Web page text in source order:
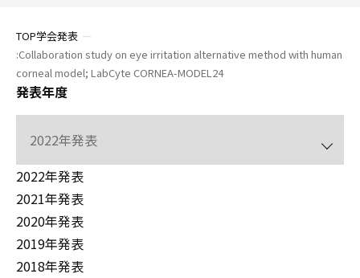
TOP学会発表
:Collaboration study on eye irritation alternative method with human
corneal model; LabCyte CORNEA-MODEL24
発表年度
2022年発表
2021年発表
2020年発表
2019年発表
2018年発表